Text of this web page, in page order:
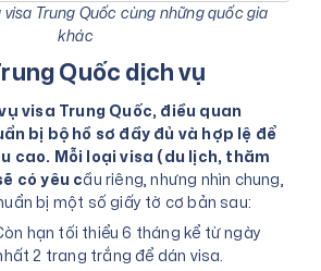
Trung Quốc cùng những quốc gia
khác
Quốc dịch vụ
visa Trung Quốc, điều quan
bị bộ hồ sơ đầy đủ và hợp lệ để
cao. Mỗi loại visa (du lịch, thăm
có yêu cầu riêng, nhưng nhìn chung,
bị một số giấy tờ cơ bản sau:
hạn tối thiểu 6 tháng kể từ ngày
2 trang trắng để dán visa.